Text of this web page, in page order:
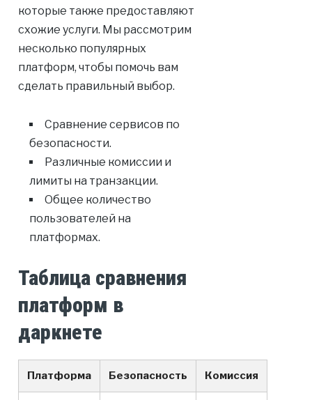
которые также предоставляют
схожие услуги. Мы рассмотрим
несколько популярных
платформ, чтобы помочь вам
сделать правильный выбор.
Сравнение сервисов по
безопасности.
Различные комиссии и
лимиты на транзакции.
Общее количество
пользователей на
платформах.
Таблица сравнения
платформ в
даркнете
Платформа Безопасность Комиссия